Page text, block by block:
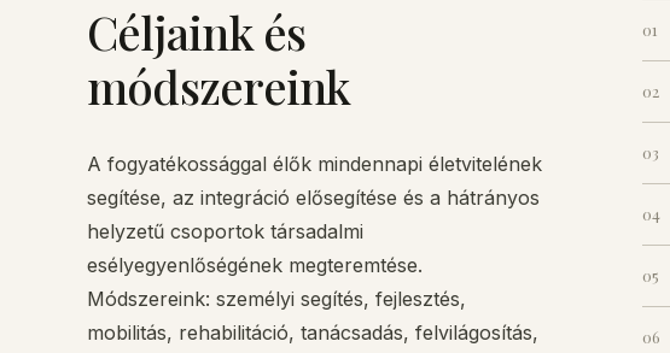
Céljaink és
módszereink
A fogyatékossággal élők mindennapi életvitelének
segítése, az integráció elősegítése és a hátrányos
helyzetű csoportok társadalmi
esélyegyenlőségének megteremtése.
Módszereink: személyi segítés, fejlesztés,
mobilitás, rehabilitáció, tanácsadás, felvilágosítás,
01
02
03
04
05
06